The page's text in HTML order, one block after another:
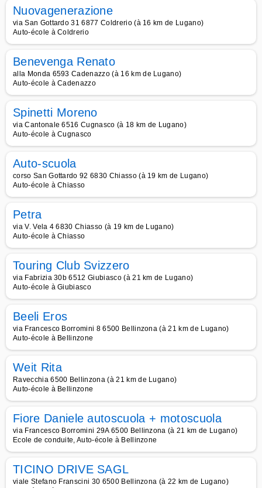
Nuovagenerazione
via San Gottardo 31 6877 Coldrerio (à 16 km de Lugano)
Auto-école à Coldrerio
Benevenga Renato
alla Monda 6593 Cadenazzo (à 16 km de Lugano)
Auto-école à Cadenazzo
Spinetti Moreno
via Cantonale 6516 Cugnasco (à 18 km de Lugano)
Auto-école à Cugnasco
Auto-scuola
corso San Gottardo 92 6830 Chiasso (à 19 km de Lugano)
Auto-école à Chiasso
Petra
via V. Vela 4 6830 Chiasso (à 19 km de Lugano)
Auto-école à Chiasso
Touring Club Svizzero
via Fabrizia 30b 6512 Giubiasco (à 21 km de Lugano)
Auto-école à Giubiasco
Beeli Eros
via Francesco Borromini 8 6500 Bellinzona (à 21 km de Lugano)
Auto-école à Bellinzone
Weit Rita
Ravecchia 6500 Bellinzona (à 21 km de Lugano)
Auto-école à Bellinzone
Fiore Daniele autoscuola + motoscuola
via Francesco Borromini 29A 6500 Bellinzona (à 21 km de Lugano)
Ecole de conduite, Auto-école à Bellinzone
TICINO DRIVE SAGL
viale Stefano Franscini 30 6500 Bellinzona (à 22 km de Lugano)